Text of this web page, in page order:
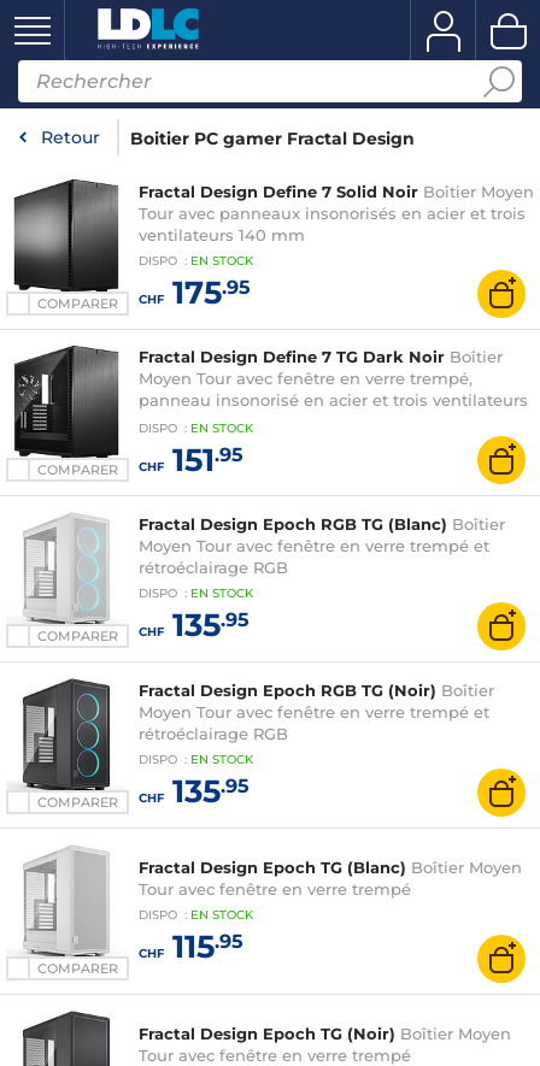
Retour Boitier PC gamer Fractal Design
COMPARER
Fractal Design Define 7 Solid Noir Boîtier Moyen
Tour avec panneaux insonorisés en acier et trois
ventilateurs 140 mm
DISPO : EN STOCK
CHF175.95
COMPARER
Fractal Design Define 7 TG Dark Noir Boîtier
Moyen Tour avec fenêtre en verre trempé,
panneau insonorisé en acier et trois ventilateurs
140 mm
DISPO : EN STOCK
CHF151.95
COMPARER
Fractal Design Epoch RGB TG (Blanc) Boîtier
Moyen Tour avec fenêtre en verre trempé et
rétroéclairage RGB
DISPO : EN STOCK
CHF135.95
COMPARER
Fractal Design Epoch RGB TG (Noir) Boîtier
Moyen Tour avec fenêtre en verre trempé et
rétroéclairage RGB
DISPO : EN STOCK
CHF135.95
COMPARER
Fractal Design Epoch TG (Blanc) Boîtier Moyen
Tour avec fenêtre en verre trempé
DISPO : EN STOCK
CHF115.95
Fractal Design Epoch TG (Noir) Boîtier Moyen
Tour avec fenêtre en verre trempé